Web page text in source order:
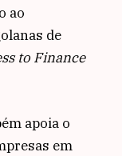
ao
de
to Finance
apoia o
em